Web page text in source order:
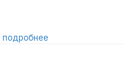
подробнее